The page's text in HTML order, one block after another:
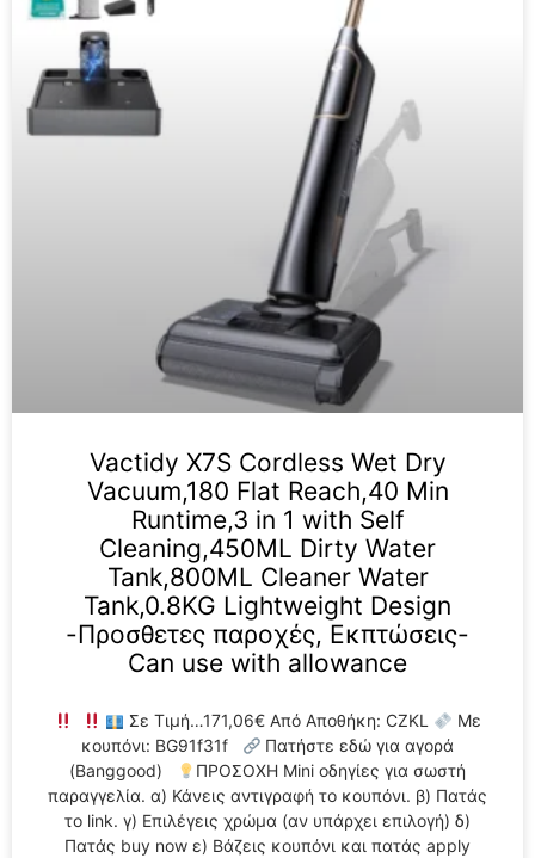
Vactidy X7S Cordless Wet Dry
Vacuum,180 Flat Reach,40 Min
Runtime,3 in 1 with Self
Cleaning,450ML Dirty Water
Tank,800ML Cleaner Water
Tank,0.8KG Lightweight Design
-Προσθετες παροχές, Εκπτώσεις-
Can use with allowance
Σε Τιμή…171,06€ Από Αποθήκη: CZKL
Με
κουπόνι: BG91f31f
Πατήστε εδώ για αγορά
(Banggood)
ΠΡΟΣΟΧΗ Mini οδηγίες για σωστή
παραγγελία. α) Κάνεις αντιγραφή το κουπόνι. β) Πατάς
το link. γ) Επιλέγεις χρώμα (αν υπάρχει επιλογή) δ)
Πατάς buy now ε) Βάζεις κουπόνι και πατάς apply